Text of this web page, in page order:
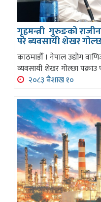
गृहमन्त्री गुरुङको
परे ब्यवसायी शेखर
काठमाडौँ । नेपाल उद्योग
व्यवसायी शेखर गोल्छा
२०८३ बैशाख १०